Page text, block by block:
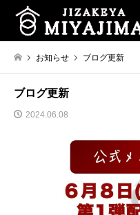
お知らせ ブログ更新
ブログ更新
2024.06.08